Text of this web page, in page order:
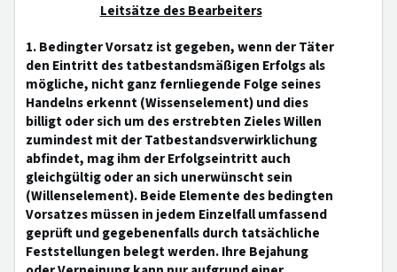
Leitsätze des Bearbeiters
1. Bedingter Vorsatz ist gegeben, wenn der Täter
den Eintritt des tatbestandsmäßigen Erfolgs als
mögliche, nicht ganz fernliegende Folge seines
Handelns erkennt (Wissenselement) und dies
billigt oder sich um des erstrebten Zieles Willen
zumindest mit der Tatbestandsverwirklichung
abfindet, mag ihm der Erfolgseintritt auch
gleichgültig oder an sich unerwünscht sein
(Willenselement). Beide Elemente des bedingten
Vorsatzes müssen in jedem Einzelfall umfassend
geprüft und gegebenenfalls durch tatsächliche
Feststellungen belegt werden. Ihre Bejahung